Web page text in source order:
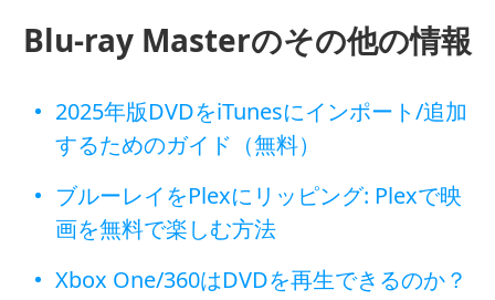
Blu-ray Masterのその他の情報
2025年版DVDをiTunesにインポート/追加
するためのガイド（無料）
ブルーレイをPlexにリッピング: Plexで映
画を無料で楽しむ方法​
Xbox One/360はDVDを再生できるのか？